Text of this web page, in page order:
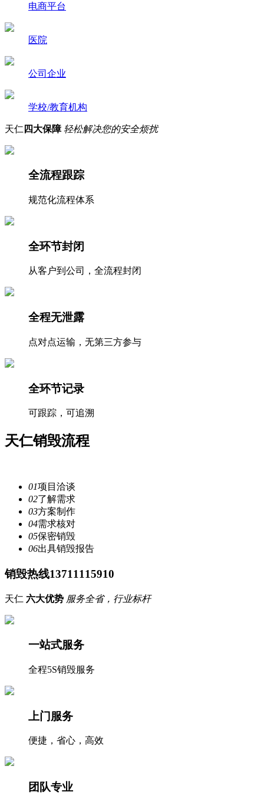
电商平台
医院
公司企业
学校/教育机构
天仁 四大保障 轻松解决您的安全烦扰
全流程跟踪
规范化流程体系
全环节封闭
从客户到公司，全流程封闭
全程无泄露
点对点运输，无第三方参与
全环节记录
可跟踪，可追溯
天仁销毁流程
01项目洽谈
02了解需求
03方案制作
04需求核对
05保密销毁
06出具销毁报告
销毁热线13711115910
天仁 六大优势 服务全省，行业标杆
一站式服务
全程5S销毁服务
上门服务
便捷，省心，高效
团队专业